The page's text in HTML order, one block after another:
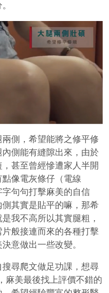
側，希望能將之修平修
側能有縫隙出來，由於
甚至曾經慘遭家人半開
像電灰條仔（電線
句句打擊麻美的自信
其實是貼平的嘛，那希
我不高所以其實腿粗，
般接連而來的各種打擊
意做出一些改變。
尋爬文做足功課，想尋
麻美最後找上評價不錯的